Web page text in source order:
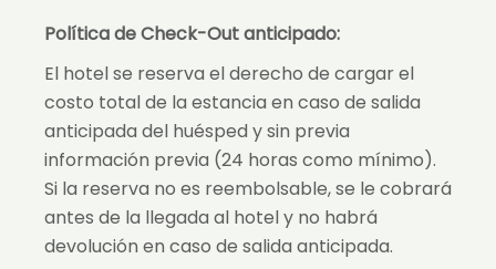
Política de Check-Out anticipado:
El hotel se reserva el derecho de cargar el
costo total de la estancia en caso de salida
anticipada del huésped y sin previa
información previa (24 horas como mínimo).
Si la reserva no es reembolsable, se le cobrará
antes de la llegada al hotel y no habrá
devolución en caso de salida anticipada.